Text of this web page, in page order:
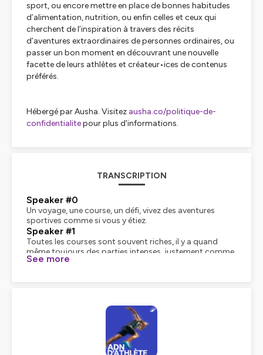
sport, ou encore mettre en place de bonnes habitudes
d’alimentation, nutrition, ou enfin celles et ceux qui
cherchent de l’inspiration à travers des récits
d’aventures extraordinaires de personnes ordinaires, ou
passer un bon moment en découvrant une nouvelle
facette de leurs athlètes et créateur•ices de contenus
préférés.
Hébergé par Ausha. Visitez ausha.co/politique-de-
confidentialitepour plus d'informations.
TRANSCRIPTION
Speaker #0
Un voyage, une course, un défi, vivez des aventures
sportives comme si vous y étiez.
Speaker #1
Toutes les courses sont souvent riches, il y a quand
même toujours des parties intenses, justement comme
on disait au départ, avec des conditions qui ne sont pas
lac Léman, en Suisse, son pays natal, aujourd'hui ce
sont les mers et les océans que la skipeuse aime
traverser. Justine a le goût du large, mais aussi de la
compétition. En novembre 2023, un an après avoir
navigué sur la route du Rhum, elle part avec son
See more